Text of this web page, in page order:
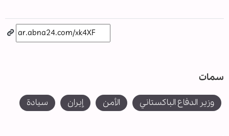
سمات
وزیر الدفاع الباکستاني الأمن إيران سيادة